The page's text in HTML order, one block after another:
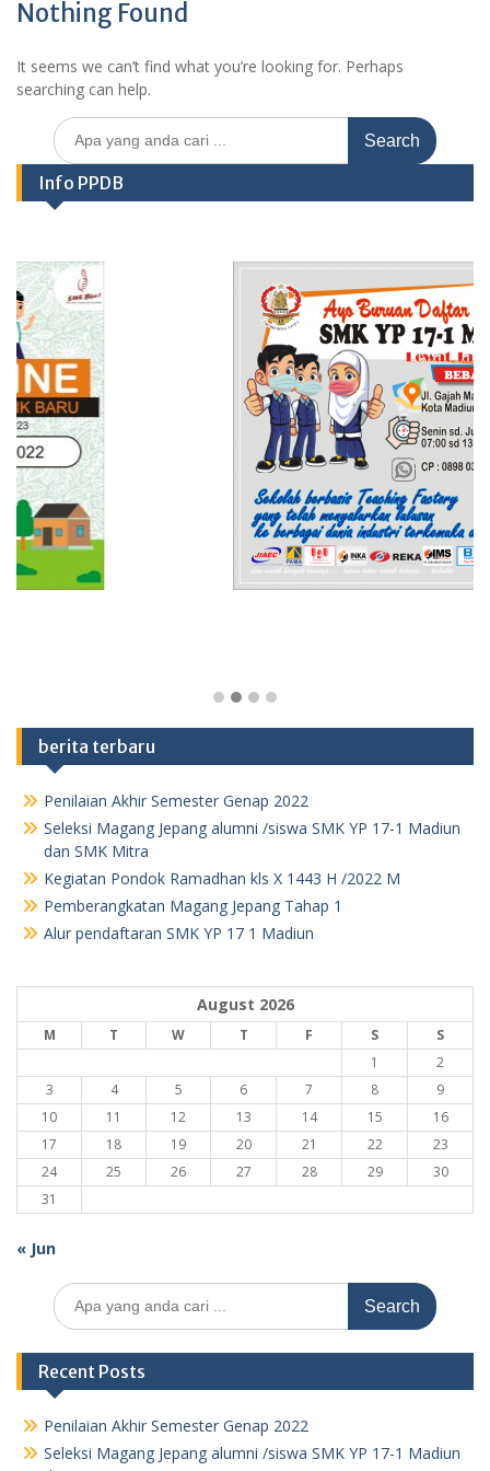
Nothing Found
It seems we can’t find what you’re looking for. Perhaps
searching can help.
Search
for:
Info PPDB
berita terbaru
Penilaian Akhir Semester Genap 2022
Seleksi Magang Jepang alumni /siswa SMK YP 17-1 Madiun
dan SMK Mitra
Kegiatan Pondok Ramadhan kls X 1443 H /2022 M
Pemberangkatan Magang Jepang Tahap 1
Alur pendaftaran SMK YP 17 1 Madiun
August 2026
M T W T F S
S
1
2
3
4 5 6 7 8
9
10
11 12 13 14 15
16
17
18 19 20 21 22
23
24
25 26 27 28 29
30
31
« Jun
Search
for:
Recent Posts
Penilaian Akhir Semester Genap 2022
Seleksi Magang Jepang alumni /siswa SMK YP 17-1 Madiun